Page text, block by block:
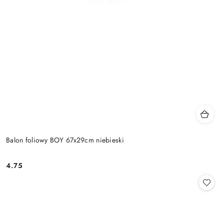
Balon foliowy BOY 67x29cm niebieski
Cena:
4.75